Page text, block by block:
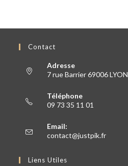
Contact
Adresse
7 rue Barrier 69006 LYON
Téléphone
09 73 35 11 01
Email:
contact@justpik.fr
Liens Utiles